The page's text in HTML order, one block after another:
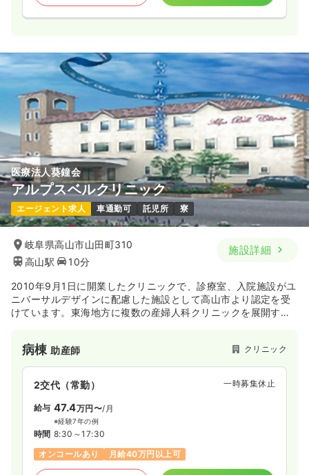
医療法人葵鐘会
アルプスベルクリニック
エージェント求人 車通勤可 託児所 寮
岐阜県高山市山田町310
高山駅
10分
施設詳細
2010年9月1日に開業したクリニックで、診療室、入院施設がユ
ニバーサルデザインに配慮した施設として高山市より認定を受
けています。東海地方に複数の産婦人科クリニックを展開する
す。
病棟 助産師 クリニック
2交代（常勤） 一時募集休止
給与 47.4万円〜/月
※経験7年の例
時間 8:30～17:30
オンコールあり
月給40万円以上可